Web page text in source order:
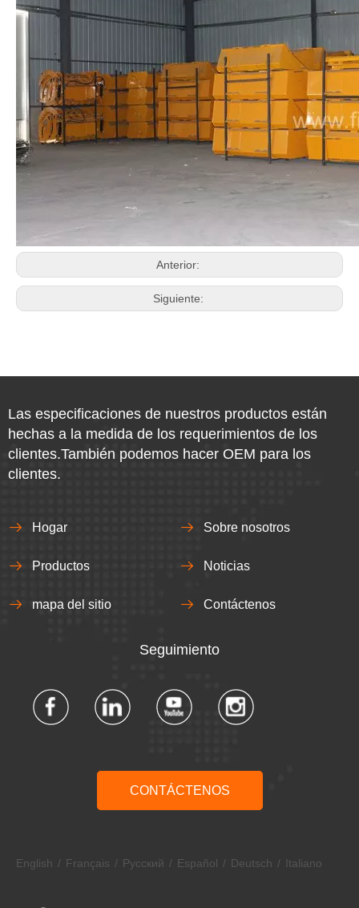
Anterior:
Siguiente:
Las especificaciones de nuestros productos están
hechas a la medida de los requerimientos de los
clientes.También podemos hacer OEM para los
clientes.
Hogar Sobre nosotros
Productos Noticias
mapa del sitio Contáctenos
Seguimiento​​​​​​​
CONTÁCTENOS
English / Français / Pусский / Español / Deutsch / Italiano